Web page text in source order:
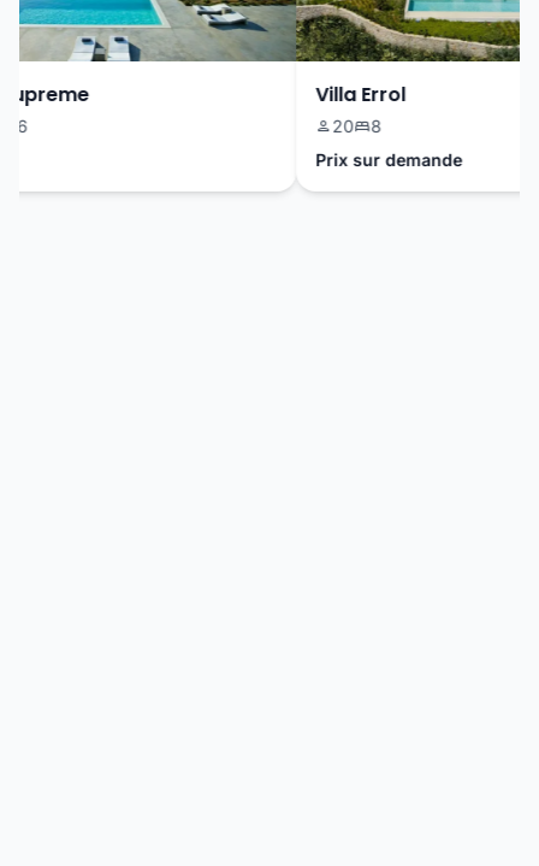
Villa Errol
20
8
Prix sur demande